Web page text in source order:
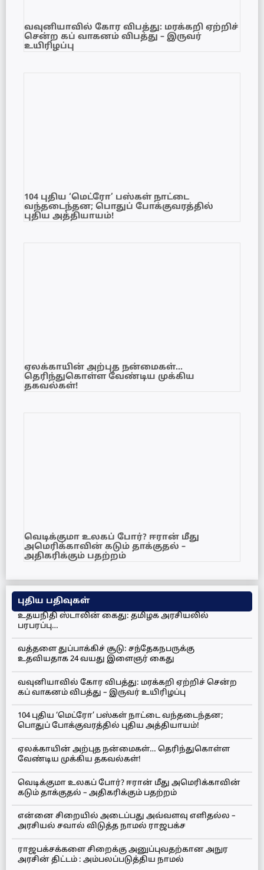
வவுனியாவில் கோர விபத்து: மரக்கறி ஏற்றிச்
சென்ற கப் வாகனம் விபத்து – இருவர்
உயிரிழப்பு
104 புதிய ‘மெட்ரோ’ பஸ்கள் நாட்டை
வந்தடைந்தன; பொதுப் போக்குவரத்தில்
புதிய அத்தியாயம்!
ஏலக்காயின் அற்புத நன்மைகள்…
தெரிந்துகொள்ள வேண்டிய முக்கிய
தகவல்கள்!
வெடிக்குமா உலகப் போர்? ஈரான் மீது
அமெரிக்காவின் கடும் தாக்குதல் –
அதிகரிக்கும் பதற்றம்
புதிய பதிவுகள்
உதயநிதி ஸ்டாலின் கைது: தமிழக அரசியலில்
பரபரப்பு…
வத்தளை துப்பாக்கிச் சூடு: சந்தேகநபருக்கு
உதவியதாக 24 வயது இளைஞர் கைது
வவுனியாவில் கோர விபத்து: மரக்கறி ஏற்றிச் சென்ற
கப் வாகனம் விபத்து – இருவர் உயிரிழப்பு
104 புதிய ‘மெட்ரோ’ பஸ்கள் நாட்டை வந்தடைந்தன;
பொதுப் போக்குவரத்தில் புதிய அத்தியாயம்!
ஏலக்காயின் அற்புத நன்மைகள்… தெரிந்துகொள்ள
வேண்டிய முக்கிய தகவல்கள்!
வெடிக்குமா உலகப் போர்? ஈரான் மீது அமெரிக்காவின்
கடும் தாக்குதல் – அதிகரிக்கும் பதற்றம்
என்னை சிறையில் அடைப்பது அவ்வளவு எளிதல்ல –
அரசியல் சவால் விடுத்த நாமல் ராஜபக்ச
ராஜபக்சக்களை சிறைக்கு அனுப்புவதற்கான அநுர
அரசின் திட்டம் : அம்பலப்படுத்திய நாமல்